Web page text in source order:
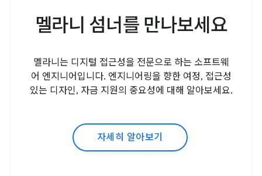
멜라니 섬너를 만나보세요
멜라니는 디지털 접근성을 전문으로 하는 소프트웨
어 엔지니어입니다. 엔지니어링을 향한 여정, 접근성
있는 디자인, 자금 지원의 중요성에 대해 알아보세요.
자세히 알아보기